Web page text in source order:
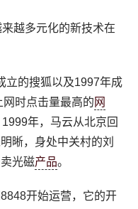
越多元化的新技术在
立的搜狐以及1997年成
时点击量最高的 网
年，马云从北京回
晰，身处中关村的刘
光磁产品。
开始运营，它的开